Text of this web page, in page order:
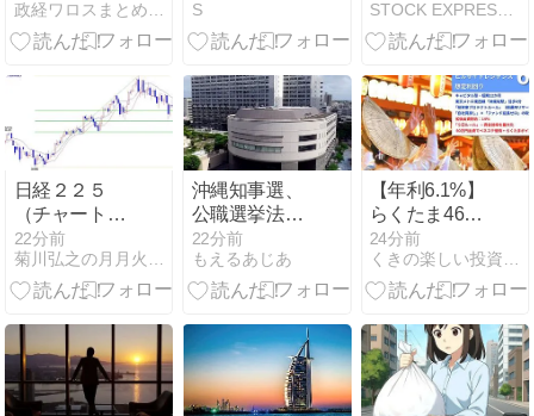
る！税金の無
駄遣い！」→
を手薄にさせ
て何がしたい
んだ？」と批
判殺到 ｗｗｗ
ｗｗｗｗｗｗ
ｗｗｗｗｗ
政経ワロスまとめニュース
がパチンコ店
イベントに参
S
期は過去最高
の売上高・営
的なキャラク
ター人気で経
常利益12％増
STOCK EXPRESS【株式特急】
日経２２５
（チャート分
析）
22分前
菊川弘之の月月火水木金金
沖縄知事選、
公職選挙法違
反でポスター
やのぼり旗
367件に撤去
ー氏（現職）
200件、古謝
玄太氏 149
件、下地幹郎
22分前
もえるあじあ
【年利6.1%】
らくたま46号
（神楽坂トワ
イシアヒルサ
イドレジデン
メリット・リ
スクを徹底解
説！
24分前
くきの楽しい投資生活